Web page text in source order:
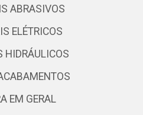
ABRASIVOS
ELÉTRICOS
HIDRÁULICOS
EM GERAL